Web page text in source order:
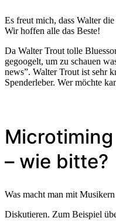
Es freut mich, dass Walter
Wir hoffen alle das Beste!
Da Walter Trout tolle
gegoogelt, um zu schauen
news”. Walter Trout ist sehr
Spenderleber. Wer möchte
– wie bitte?
Was macht man mit
Diskutieren. Zum Beispiel